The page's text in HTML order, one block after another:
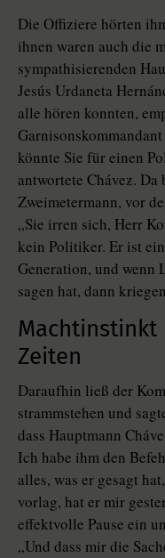
Die Offiziere hörten
ihnen waren auch die
sympathisierenden
Jesús Urdaneta
alle hören konnten,
könnte Sie für einen
antwortete Chávez.
Zweimetermann, vor
„Sie irren sich, Herr
kein Politiker. Er ist
Generation, und wenn
sagen hat, dann
Zeiten
Daraufhin ließ der
strammstehen und
dass Hauptmann
Ich habe ihm den
alles, was er gesagt
vorlag, hat er mir
effektvolle Pause ein
„Und dass mir die